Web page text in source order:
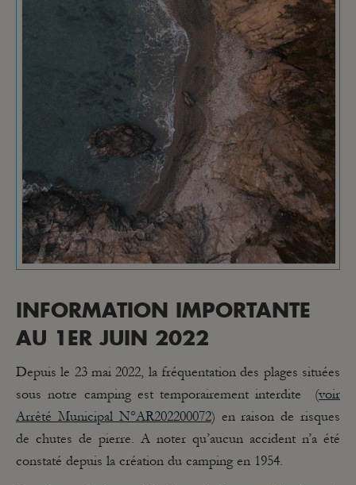
INFORMATION IMPORTANTE
AU 1ER JUIN 2022
Depuis le 23 mai 2022, la fréquentation des plages situées
sous notre camping est temporairement interdite (voir
Arrêté Municipal N°AR202200072) en raison de risques
de chutes de pierre. A noter qu’aucun accident n’a été
constaté depuis la création du camping en 1954.